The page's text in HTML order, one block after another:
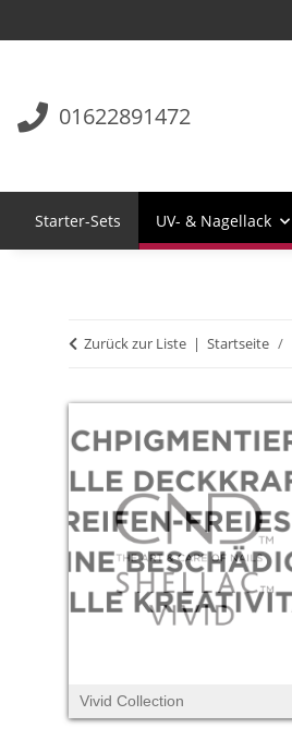
01622891472
Starter-Sets UV- & Nagellack
Zurück zur Liste Startseite
Vivid Collection